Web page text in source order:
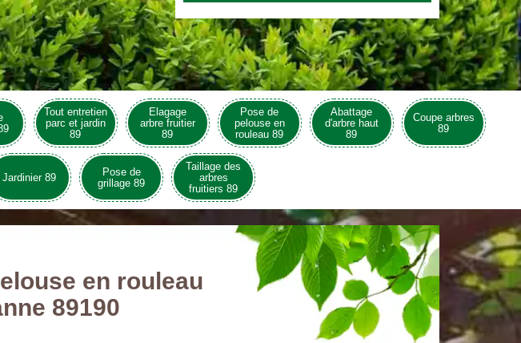
Tout entretien
parc et jardin
89
Elagage
arbre fruitier
89
Pose de
pelouse en
rouleau 89
Abattage
d'arbre haut
89
Coupe arbres
89
Jardinier 89
Pose de
grillage 89
Taillage des
arbres
fruitiers 89
en rouleau
89190